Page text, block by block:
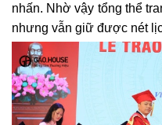
nhấn. Nhờ vậy tổng thể
nhưng vẫn giữ được nét